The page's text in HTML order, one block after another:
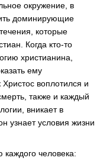
окружение, в
доминирующие
которые
Когда кто-то
христианина,
ему
воплотился и
также и каждый
вникает в
узнает условия жизни
каждого человека: